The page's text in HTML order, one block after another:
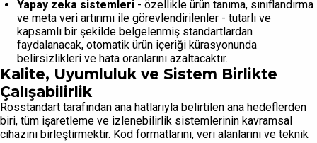
Yapay zeka sistemleri - özellikle ürün tanıma, sınıflandırma
ve meta veri artırımı ile görevlendirilenler - tutarlı ve
kapsamlı bir şekilde belgelenmiş standartlardan
faydalanacak, otomatik ürün içeriği kürasyonunda
belirsizlikleri ve hata oranlarını azaltacaktır.
Kalite, Uyumluluk ve Sistem Birlikte
Çalışabilirlik
Rosstandart tarafından ana hatlarıyla belirtilen ana hedeflerden
biri, tüm işaretleme ve izlenebilirlik sistemlerinin kavramsal
cihazını birleştirmektir. Kod formatlarını, veri alanlarını ve teknik